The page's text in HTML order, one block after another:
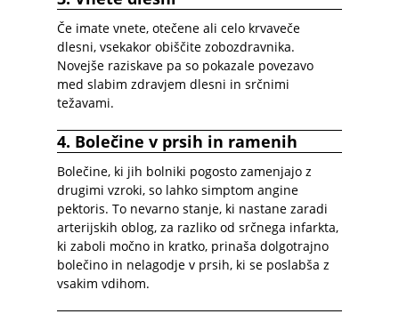
Če imate vnete, otečene ali celo krvaveče
dlesni, vsekakor obiščite zobozdravnika.
Novejše raziskave pa so pokazale povezavo
med slabim zdravjem dlesni in srčnimi
težavami.
4. Bolečine v prsih in ramenih
Bolečine, ki jih bolniki pogosto zamenjajo z
drugimi vzroki, so lahko simptom angine
pektoris. To nevarno stanje, ki nastane zaradi
arterijskih oblog, za razliko od srčnega infarkta,
ki zaboli močno in kratko, prinaša dolgotrajno
bolečino in nelagodje v prsih, ki se poslabša z
vsakim vdihom.